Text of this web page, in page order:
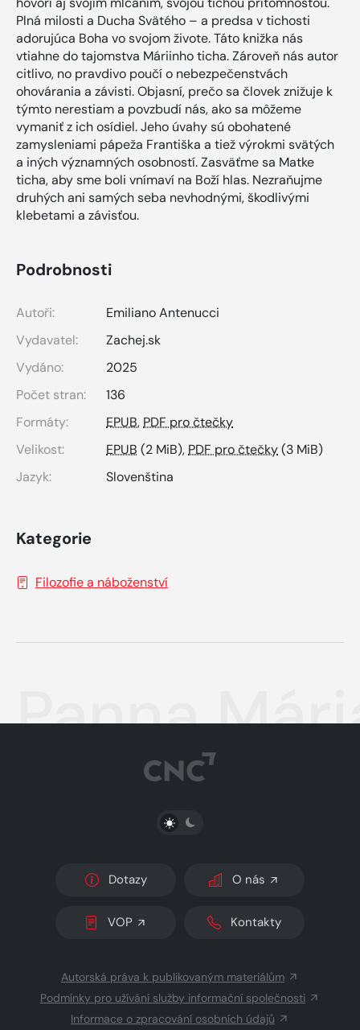
Plná milosti a Ducha Svätého – a predsa v tichosti
adorujúca Boha vo svojom živote. Táto knižka nás
vtiahne do tajomstva Máriinho ticha. Zároveň nás autor
citlivo, no pravdivo poučí o nebezpečenstvách
ohovárania a závisti. Objasní, prečo sa človek znižuje k
týmto nerestiam a povzbudí nás, ako sa môžeme
vymaniť z ich osídiel. Jeho úvahy sú obohatené
zamysleniami pápeža Františka a tiež výrokmi svätých
a iných významných osobností. Zasväťme sa Matke
ticha, aby sme boli vnímaví na Boží hlas. Nezraňujme
druhých ani samých seba nevhodnými, škodlivými
klebetami a závisťou.
Podrobnosti
Autoři:
Emiliano Antenucci
Vydavatel:
Zachej.sk
Vydáno:
2025
Počet stran:
136
Formáty:
EPUB,PDF pro čtečky
Velikost:
EPUB (2 MiB),PDF pro čtečky(3 MiB)
Jazyk:
Slovenština
Kategorie
Filozofie a náboženství
Panna
PŘEPNOUT SVĚTLÝ/TMAVÝ REŽIM
Dotazy O nás
VOP Kontakty
Autorská práva k publikovaným materiálům
Podmínky pro užívání služby informační společnosti
Informace o zpracování osobních údajů